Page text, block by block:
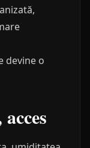
devine o